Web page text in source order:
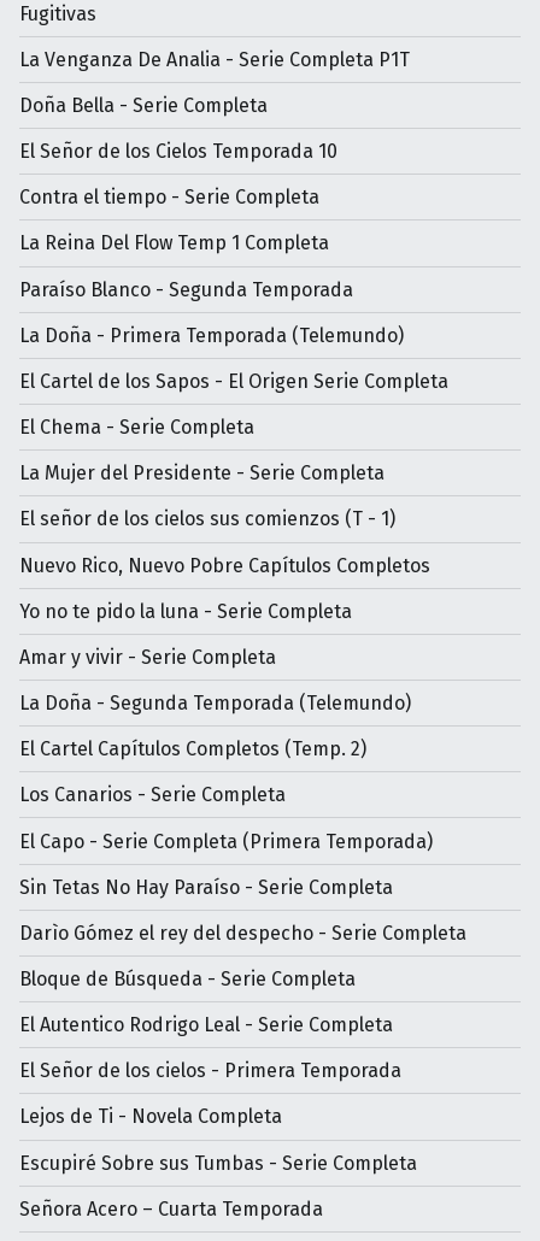
Fugitivas
La Venganza De Analia - Serie Completa P1T
Doña Bella - Serie Completa
El Señor de los Cielos Temporada 10
Contra el tiempo - Serie Completa
La Reina Del Flow Temp 1 Completa
Paraíso Blanco - Segunda Temporada
La Doña - Primera Temporada (Telemundo)
El Cartel de los Sapos - El Origen Serie Completa
El Chema - Serie Completa
La Mujer del Presidente - Serie Completa
El señor de los cielos sus comienzos (T - 1)
Nuevo Rico, Nuevo Pobre Capítulos Completos
Yo no te pido la luna - Serie Completa
Amar y vivir - Serie Completa
La Doña - Segunda Temporada (Telemundo)
El Cartel Capítulos Completos (Temp. 2)
Los Canarios - Serie Completa
El Capo - Serie Completa (Primera Temporada)
Sin Tetas No Hay Paraíso - Serie Completa
Darìo Gómez el rey del despecho - Serie Completa
Bloque de Búsqueda - Serie Completa
El Autentico Rodrigo Leal - Serie Completa
El Señor de los cielos - Primera Temporada
Lejos de Ti - Novela Completa
Escupiré Sobre sus Tumbas - Serie Completa
Señora Acero – Cuarta Temporada